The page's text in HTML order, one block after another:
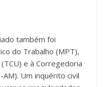
também foi
do Trabalho (MPT),
e à Corregedoria
Um inquérito civil